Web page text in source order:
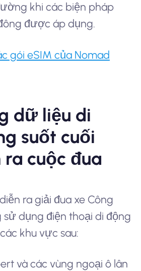
khi các biện pháp
được áp dụng.
gói eSIM của Nomad
dữ liệu di
suốt cuối
cuộc đua
ra giải đua xe Công
sử dụng điện thoại di động
khu vực sau:
và các vùng ngoại ô lân